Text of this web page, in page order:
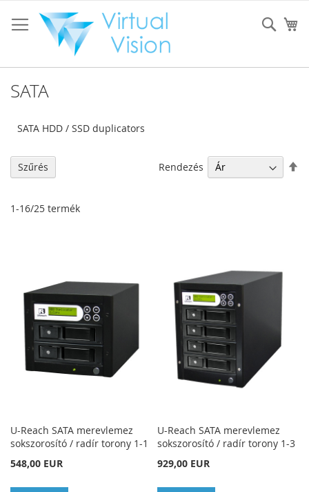
a
tartalomhoz
SATA
SATA HDD / SSD duplicators
1-16/25 termék
Rendezés
U-Reach SATA merevlemez
sokszorosító / radír torony 1-1
548,00 EUR
U-Reach SATA merevlemez
sokszorosító / radír torony 1-3
929,00 EUR
Szűrés